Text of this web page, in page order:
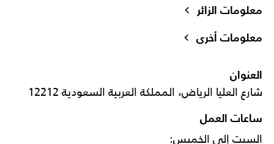
معلومات الزائر
معلومات أخرى
العنوان
شارع العليا الرياض، المملكة العربية السعودية 12212
ساعات العمل
السبت إلى الخميس: